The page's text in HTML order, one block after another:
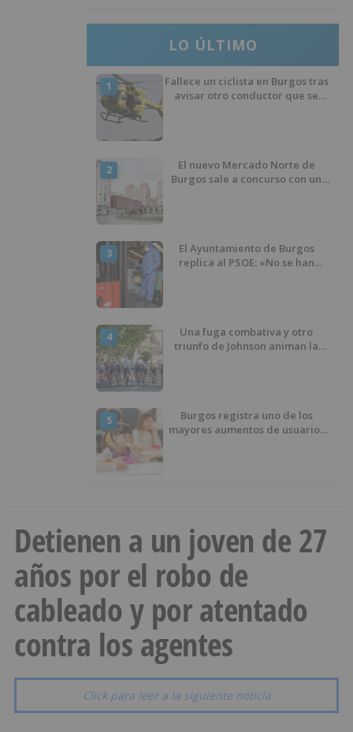
LO ÚLTIMO
1
Fallece un ciclista en Burgos tras
avisar otro conductor que se
2
El nuevo Mercado Norte de
Burgos sale a concurso con un
3
El Ayuntamiento de Burgos
replica al PSOE: «No se han
4
Una fuga combativa y otro
triunfo de Johnson animan la
5
Burgos registra uno de los
mayores aumentos de usuarios
Detienen a un joven de 27
años por el robo de
cableado y por atentado
contra los agentes
Click para leer a la siguiente noticia